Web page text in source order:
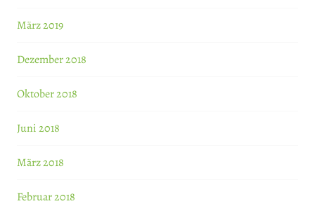
März 2019
Dezember 2018
Oktober 2018
Juni 2018
März 2018
Februar 2018